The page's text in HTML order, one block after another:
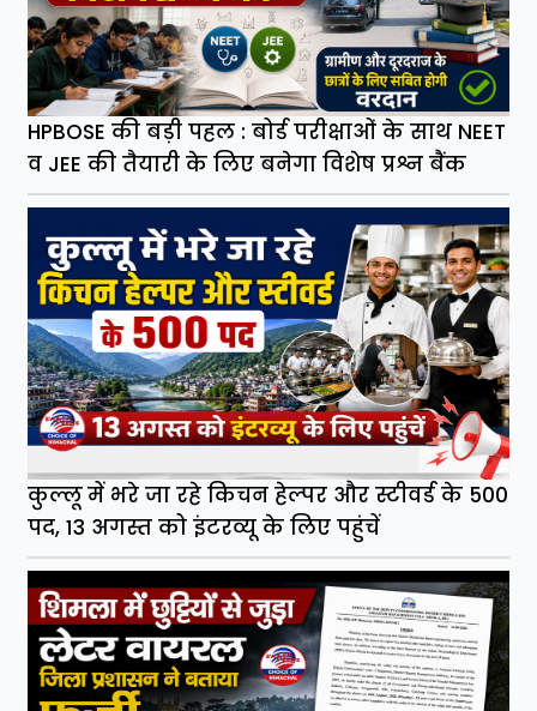
HPBOSE की बड़ी पहल : बोर्ड परीक्षाओं के साथ NEET
व JEE की तैयारी के लिए बनेगा विशेष प्रश्न बैंक
कुल्लू में भरे जा रहे किचन हेल्पर और स्टीवर्ड के 500
पद, 13 अगस्त को इंटरव्यू के लिए पहुंचें